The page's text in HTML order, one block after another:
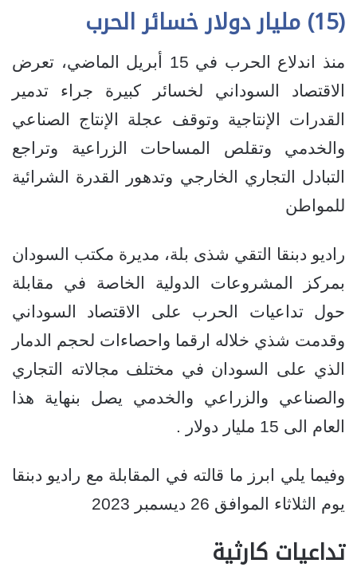
(15) مليار دولار خسائر الحرب
منذ اندلاع الحرب في 15 أبريل الماضي، تعرض
الاقتصاد السوداني لخسائر كبيرة جراء تدمير
القدرات الإنتاجية وتوقف عجلة الإنتاج الصناعي
والخدمي وتقلص المساحات الزراعية وتراجع
التبادل التجاري الخارجي وتدهور القدرة الشرائية
للمواطن
راديو دبنقا التقي شذى بلة، مديرة مكتب السودان
بمركز المشروعات الدولية الخاصة في مقابلة
حول تداعيات الحرب على الاقتصاد السوداني
وقدمت شذي خلاله ارقما واحصاءات لحجم الدمار
الذي على السودان في مختلف مجالاته التجاري
والصناعي والزراعي والخدمي يصل بنهاية هذا
العام الى 15 مليار دولار .
وفيما يلي ابرز ما قالته في المقابلة مع راديو دبنقا
يوم الثلاثاء الموافق 26 ديسمبر 2023
تداعيات كارثية